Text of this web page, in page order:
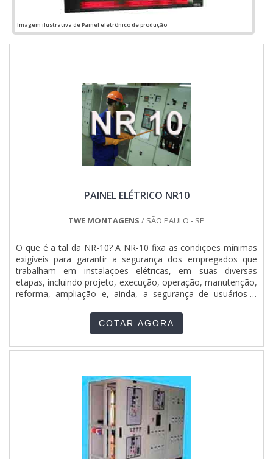
QUALIDADE NO SEGMENTOApenas na Jumper Soluções
montagem de quadros elétricos. São diversas opções de
itens oferecidos, como painel de comando elétrico e quadro
qualidade onde são realizadas as atividades e departamento
técnico de engenharia e projetos com capacidade para
atender diversos tipos de serviços.Todos esses fatores,
agregados a uma equipe multidisciplinar de consultores
associados e profissionais qualificados, comprovam sua
essência de trazer o melhor para todos os clientes....
Imagem ilustrativa de Painel eletrônico de produção
PAINEL ELÉTRICO NR10
TWE MONTAGENS / SÃO PAULO - SP
O que é a tal da NR-10? A NR-10 fixa as condições mínimas
exigíveis para garantir a segurança dos empregados que
trabalham em instalações elétricas, em suas diversas
etapas, incluindo projeto, execução, operação, manutenção,
reforma, ampliação e, ainda, a segurança de usuários e
possui o objetivo de garantir total segurança e o que há de
melhor em montagem e instalação de painel elétrico n....
COTAR AGORA